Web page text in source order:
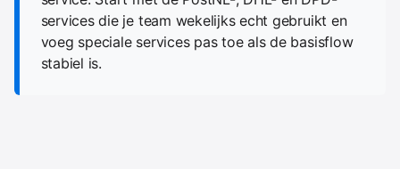
services die je team wekelijks echt gebruikt en
voeg speciale services pas toe als de basisflow
stabiel is.